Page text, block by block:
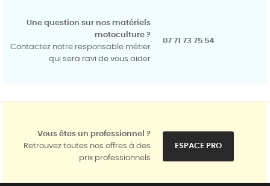
Une question sur nos matériels
motoculture ?
Contactez notre responsable métier
qui sera ravi de vous aider
07 71 73 75 54
Vous êtes un professionnel ?
Retrouvez toutes nos offres à des
prix professionnels
ESPACE PRO